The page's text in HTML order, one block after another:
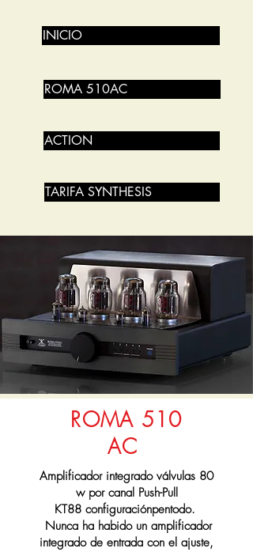
INICIO
ROMA 510AC
ACTION
TARIFA SYNTHESIS
ROMA 510
AC
Amplificador integrado válvulas 80
w por canal Push-Pull
KT88 configuraciónpentodo.
Nunca ha habido un amplificador
integrado de entrada con el ajuste,